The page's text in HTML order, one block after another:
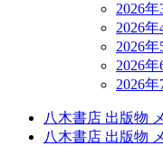
2026
2026
2026
2026
2026
八木書店 出版物
八木書店 出版物